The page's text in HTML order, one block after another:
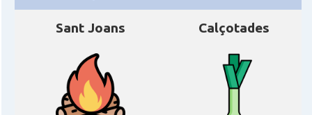
Sant Joans Calçotades